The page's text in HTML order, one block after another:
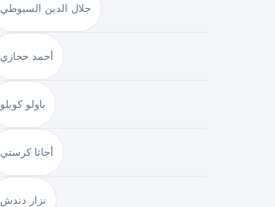
جلال الدين السيوطي
أحمد حجازي
باولو كويلو
أجاثا كرستي
نزار دندش